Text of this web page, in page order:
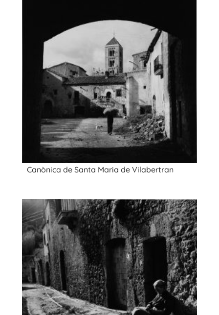
Canònica de Santa Maria de Vilabertran